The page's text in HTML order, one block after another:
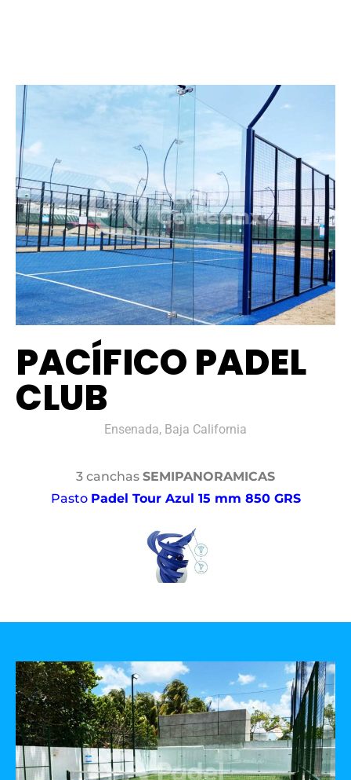
PACÍFICO PADEL
CLUB
Ensenada, Baja California
3 canchas SEMIPANORAMICAS
Pasto Padel Tour Azul 15 mm 850 GRS